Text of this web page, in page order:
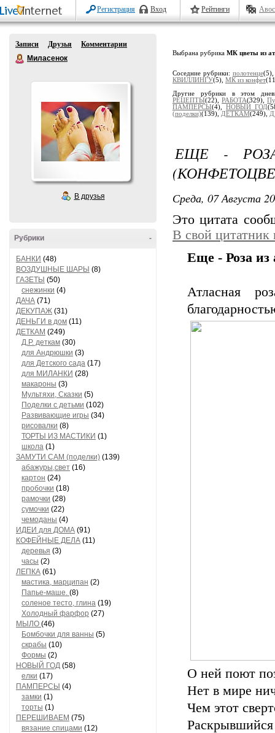
Регистрация Вход Рейтинги
Записи Друзья
Комментарии
Миласенок
В друзья
-
Рубрики
БАНКИ (48)
ВОЗДУШНЫЕ ШАРЫ (8)
ГАЗЕТЫ (50)
снежинки (4)
ДАЧА (71)
ДЕКУПАЖ (31)
ДЕНЬГИ в дом (11)
ДЕТКАМ (249)
Д.Р. деткам (30)
для Андрюшки (3)
для Детского сада (17)
для МИЛАНКИ (28)
макароны (3)
Мультяхи, Сказки (5)
Поделки с детьми (102)
Развивающие игры (34)
рисовалки (8)
ТОРТЫ ИЗ МАСТИКИ (1)
школа (1)
ЗАМУТИ САМ (поделки) (139)
абажуры,свет (16)
картон (24)
пробочки (18)
рамочки (28)
сумочки (22)
чемоданы (4)
ИДЕИ для ДОМА (91)
КОФЕЙНЫЕ ДЕЛА (11)
деревья (3)
часы (2)
ЛЕПКА (61)
мастика, марципан (2)
Папье-маше. (8)
соленое тесто, глина (19)
Холодный фарфор (27)
МЫЛО (46)
Бомбочки для ванны (5)
скрабы (10)
Формы (2)
НОВЫЙ ГОД (58)
елки (17)
ПАМПЕРСЫ (4)
замки (1)
торты (1)
ПЕРЕШИВАЕМ (75)
вязание спицами (12)
Выбрана рубрика МК цветы из
Соседние рубрики: полотенце
КВИЛЛИНГУ(5), МК из конфет
Другие рубрики в этом
РЕЦЕПТЫ(22),РАБОТА(329),
ПАМПЕРСЫ(4),НОВЫЙ ГОД
(поделки)(139), ДЕТКАМ(249),
ЕЩЕ -
Среда, 07 Августа
Это цитата
В свой цитатник
Еще - Роза из
Атласная
О ней поют
Нет в мире
Чем этот